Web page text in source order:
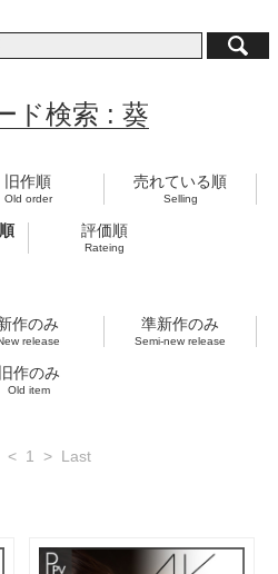
ド検索 : 葵
旧作順
Old order
売れている順
Selling
評価順
Rateing
作のみ
release
準新作のみ
Semi-new release
旧作のみ
Old item
< 1 > Last